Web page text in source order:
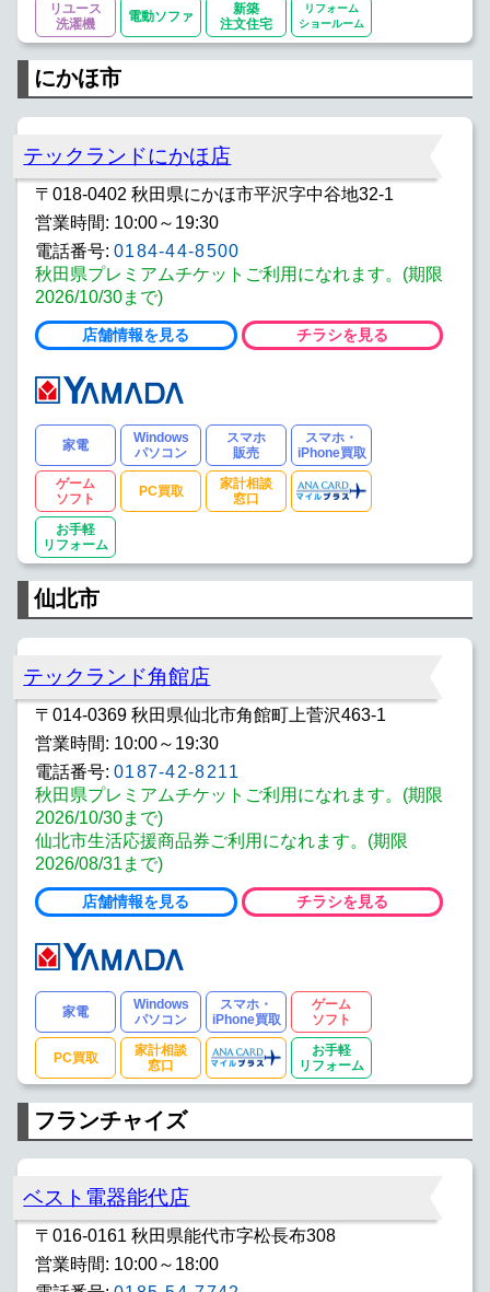
リユース
洗濯機
電動ソファ
新築
注文住宅
リフォーム
ショールーム
にかほ市
テックランドにかほ店
〒018-0402 秋田県にかほ市平沢字中谷地32-1
営業時間: 10:00～19:30
電話番号: 0184-44-8500
秋田県プレミアムチケットご利用になれます。(期限
2026/10/30まで)
店舗情報を見る チラシを見る
家電
Windows
パソコン
スマホ
販売
スマホ・
iPhone買取
ゲーム
ソフト
PC買取
家計相談
窓口
お手軽
リフォーム
仙北市
テックランド角館店
〒014-0369 秋田県仙北市角館町上菅沢463-1
営業時間: 10:00～19:30
電話番号: 0187-42-8211
秋田県プレミアムチケットご利用になれます。(期限
2026/10/30まで)
仙北市生活応援商品券ご利用になれます。(期限
2026/08/31まで)
店舗情報を見る チラシを見る
家電
Windows
パソコン
スマホ・
iPhone買取
ゲーム
ソフト
PC買取
家計相談
窓口
お手軽
リフォーム
フランチャイズ
ベスト電器能代店
〒016-0161 秋田県能代市字松長布308
営業時間: 10:00～18:00